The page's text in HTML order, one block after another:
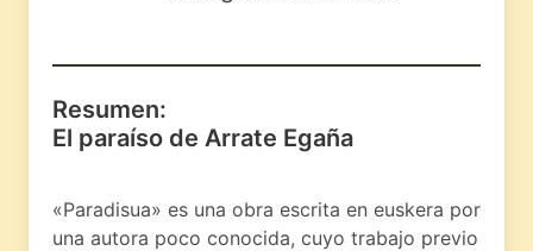
Resumen:
El paraíso de Arrate Egaña
«Paradisua» es una obra escrita en euskera por
una autora poco conocida, cuyo trabajo previo